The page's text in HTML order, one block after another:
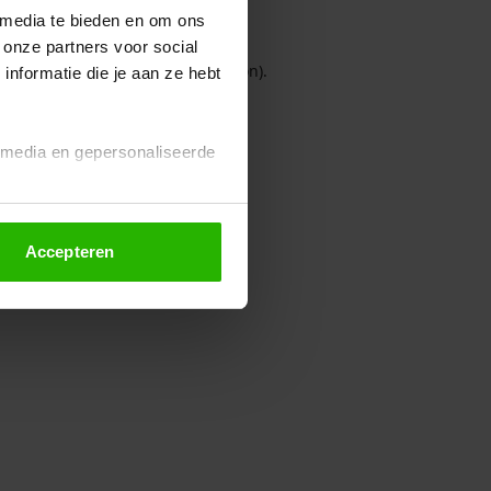
te bieden en om ons
partners voor social
die je aan ze hebt
en gepersonaliseerde
altijd wijzigen of
Accepteren
console for more information).